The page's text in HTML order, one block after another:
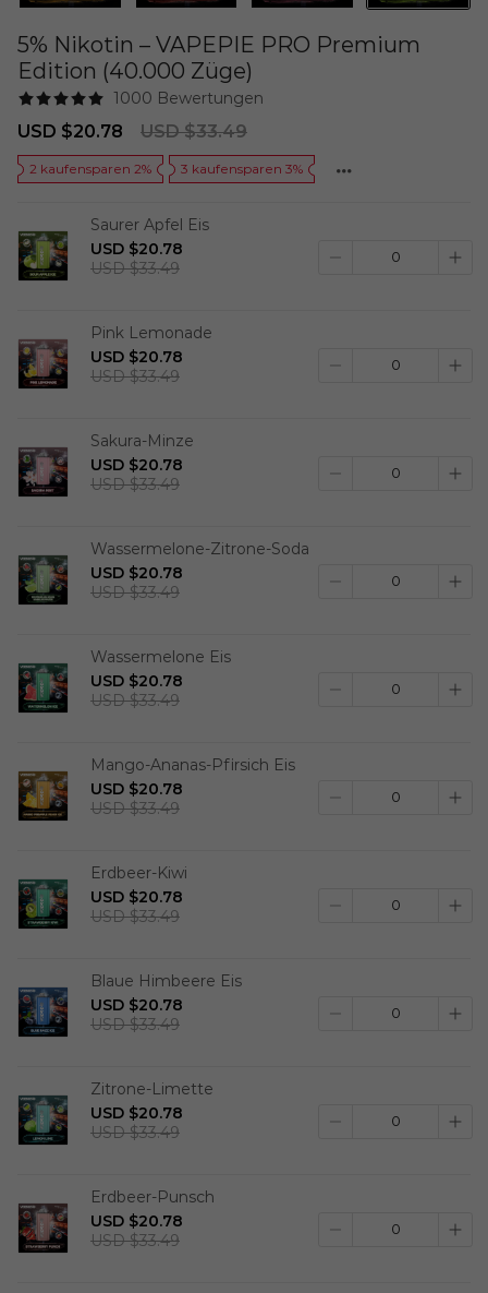
5% Nikotin – VAPEPIE PRO Premium
Edition (40.000 Züge)
1000 Bewertungen
Sale
USD $20.78
Regular
USD $33.49
2 kaufensparen 2% 3 kaufensparen 3%
Saurer Apfel Eis
USD $20.78
USD $33.49
Pink Lemonade
USD $20.78
USD $33.49
Sakura-Minze
USD $20.78
USD $33.49
Wassermelone-Zitrone-Soda
USD $20.78
USD $33.49
Wassermelone Eis
USD $20.78
USD $33.49
Mango-Ananas-Pfirsich Eis
USD $20.78
USD $33.49
Erdbeer-Kiwi
USD $20.78
USD $33.49
Blaue Himbeere Eis
USD $20.78
USD $33.49
Zitrone-Limette
USD $20.78
USD $33.49
Erdbeer-Punsch
USD $20.78
USD $33.49